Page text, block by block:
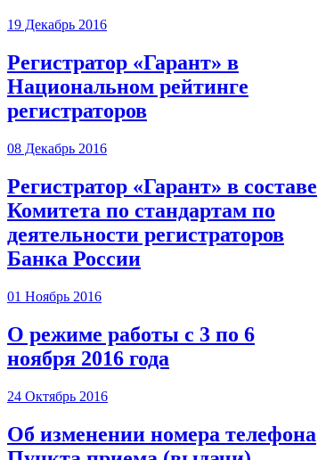
19 Декабрь 2016
Регистратор «Гарант» в
Национальном рейтинге
регистраторов
08 Декабрь 2016
Регистратор «Гарант» в составе
Комитета по стандартам по
деятельности регистраторов
Банка России
01 Ноябрь 2016
О режиме работы с 3 по 6
ноября 2016 года
24 Октябрь 2016
Об изменении номера телефона